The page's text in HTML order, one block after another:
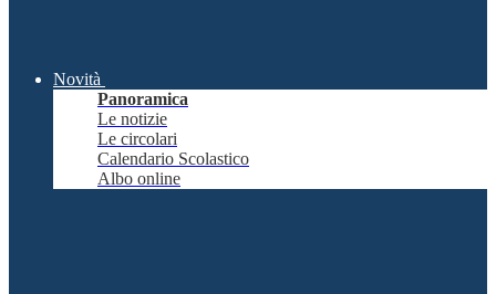
Novità
Panoramica
Le notizie
Le circolari
Calendario Scolastico
Albo online